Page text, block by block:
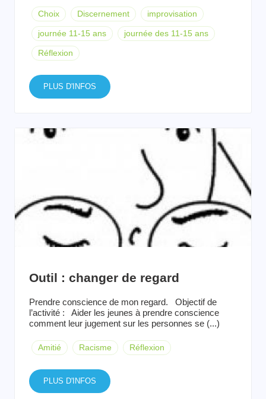
Choix Discernement improvisation
journée 11-15 ans journée des 11-15 ans
Réflexion
PLUS D'INFOS
Outil : changer de regard
Prendre conscience de mon regard. Objectif de
l’activité : Aider les jeunes à prendre conscience
comment leur jugement sur les personnes se (...)
Amitié Racisme Réflexion
PLUS D'INFOS